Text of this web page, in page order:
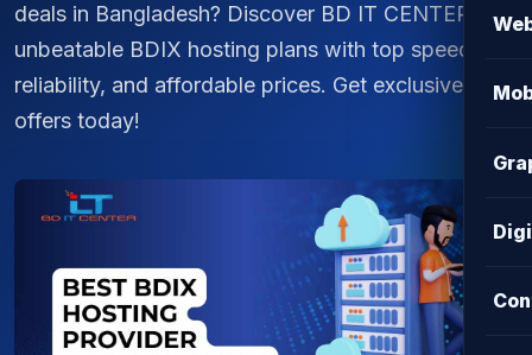
deals in Bangladesh? Discover BD IT CENTER’s
unbeatable BDIX hosting plans with top speed,
reliability, and affordable prices. Get exclusive
offers today!